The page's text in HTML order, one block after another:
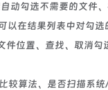
动勾选不需要的文件
以在结果列表中对勾
位置、查找、取消勾
算法、是否扫描系统